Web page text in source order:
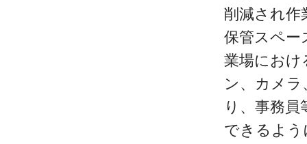
削減され作
保管スペー
業場におけ
ン、カメ
り、事務
できるよう